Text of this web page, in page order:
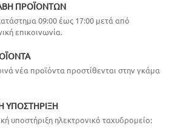
ΠΡΟΪΌΝΤΩΝ
09:00 έως 17:00 μετά από
επικοινωνία.
νέα προϊόντα προστίθενται στην γκάμα
ΥΠΟΣΤΉΡΙΞΗ
υποστήριξη ηλεκτρονικό ταχυδρομείο: